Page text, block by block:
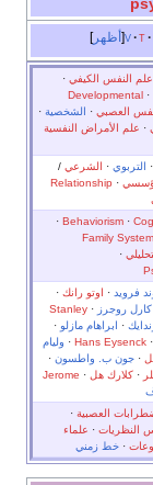
أظهر v t
علم النفس الكيفي ·
Developmental ·
العصبي · الشخصية ·
· علم الأمراض النفسية
· التربوي · الشرعي /
·
Relationship
Behaviorism ·
·
Family
·
فرويد · اوتو رانك ·
كارل روجرز ·
Stanley
· ابراهام مازلو ·
·
Hans Eysenck
· وليام
· جون ب. واطسون ·
· كلارك هل ·
Jerome
العصبية ·
النظريات · علماء
· خط زمني